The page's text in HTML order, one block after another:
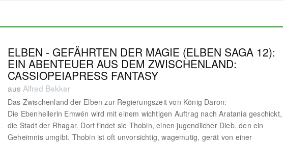
ELBEN - GEFÄHRTEN DER MAGIE (ELBEN SAGA 12):
EIN ABENTEUER AUS DEM ZWISCHENLAND:
CASSIOPEIAPRESS FANTASY
aus Alfred Bekker
Das Zwischenland der Elben zur Regierungszeit von König Daron:
Die Ebenheilerin Emwén wird mit einem wichtigen Auftrag nach Aratania geschickt,
die Stadt der Rhagar. Dort findet sie Thobin, einen jugendlicher Dieb, den ein
Geheimnis umgibt. Thobin ist oft unvorsichtig, wagemutig, gerät von einer